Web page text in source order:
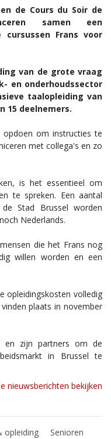
de Cours du Soir de
samen een
Frans voor
van de grote vraag
en onderhoudssector
taalopleiding van
15 deelnemers.
opdoen om instructies te
met collega's en zo
is het essentieel om
te spreken. Een aantal
Stad Brussel worden
Nederlands.
die het Frans nog
willen worden en een
opleidingskosten volledig
plaats in november
en zijn partners om de
in Brussel te
nieuwsberichten bekijken
opleiding
Senioren